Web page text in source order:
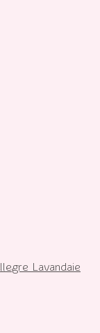
Lavandaie